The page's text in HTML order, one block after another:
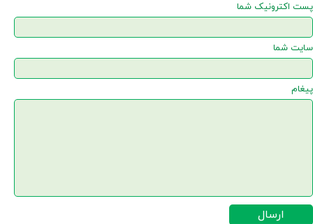
پست اکترونیک شما
سایت شما
پیغام
ارسال